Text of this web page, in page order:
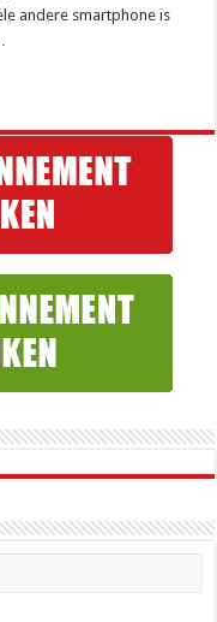
andere smartphone is